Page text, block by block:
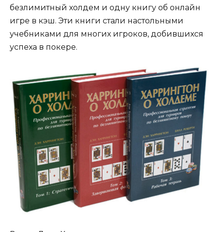
безлимитный холдем и одну книгу об онлайн
игре в кэш. Эти книги стали настольными
учебниками для многих игроков, добившихся
успеха в покере.